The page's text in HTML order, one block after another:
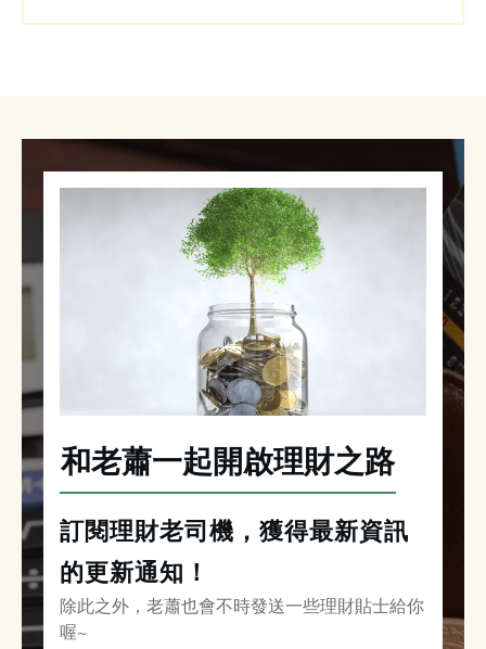
和老蕭一起開啟理財之路
訂閱理財老司機，獲得最新資訊
的更新通知！
除此之外，老蕭也會不時發送一些理財貼士給你
喔~